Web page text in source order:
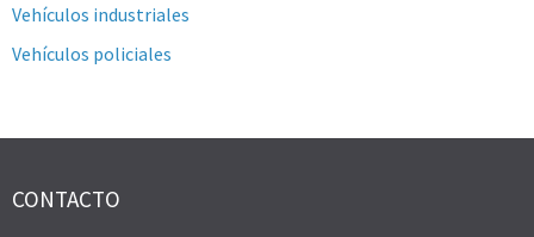
Vehículos industriales
Vehículos policiales
CONTACTO